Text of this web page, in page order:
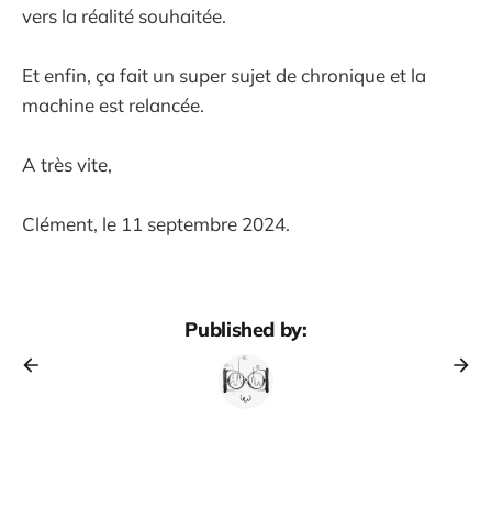
vers la réalité souhaitée.
Et enfin, ça fait un super sujet de chronique et la
machine est relancée.
A très vite,
Clément, le 11 septembre 2024.
Published by: